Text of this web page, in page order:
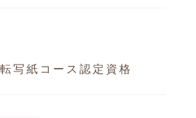
写紙コース認定資格